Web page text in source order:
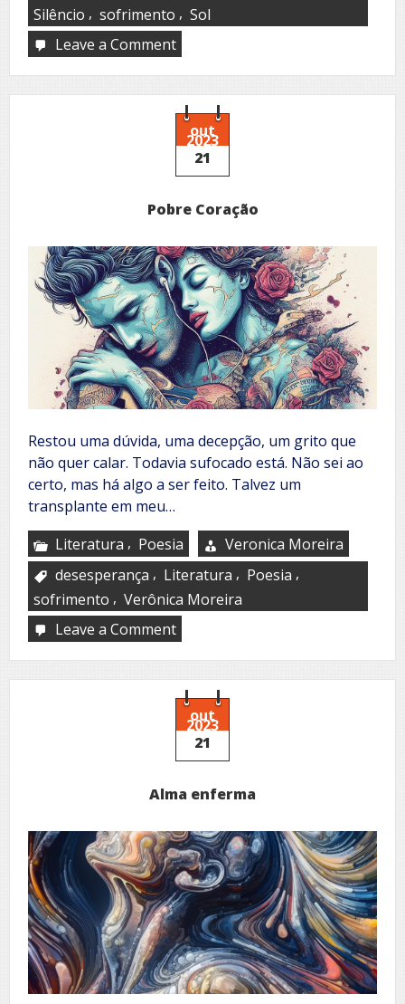
Silêncio , sofrimento , Sol
Leave a Commenton
o
seu
silêncio
out
2023
21
Pobre Coração
Restou uma dúvida, uma decepção, um grito que
não quer calar. Todavia sufocado está. Não sei ao
certo, mas há algo a ser feito. Talvez um
transplante em meu…
Literatura , Poesia
Veronica Moreira
desesperança , Literatura , Poesia ,
sofrimento , Verônica Moreira
Leave a Commenton
Coração
out
2023
21
Alma enferma